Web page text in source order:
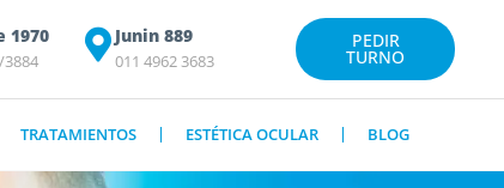
1970
3884
Junin 889
011 4962 3683
PEDIR
TURNO
TRATAMIENTOS ESTÉTICA OCULAR BLOG